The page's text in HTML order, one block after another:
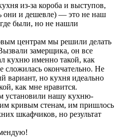
из-за короба и выступов,
они и дешевле) — это не наш
были, но не нашли
центрам мы решили делать
замерщика, он все
кухню именно такой, как
сложилась окончательно. Не
вариант, но кухня идеально
как мне нравится.
установили нашу кухню-
кривым стенам, им пришлось
шкафчиков, но результат